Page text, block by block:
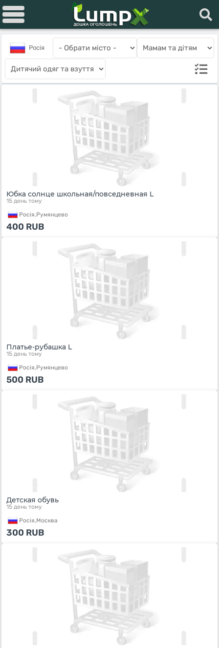
Росiя
Юбка солнце школьная/повседневная L
15 день тому
Росiя,Румянцево
400 RUB
Платье-рубашка L
15 день тому
Росiя,Румянцево
500 RUB
Детская обувь
15 день тому
Росiя,Москва
300 RUB